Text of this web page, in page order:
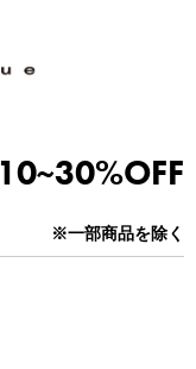
10~30%OFF
※一部商品を除く